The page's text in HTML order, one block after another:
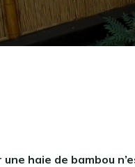
une haie de bambou